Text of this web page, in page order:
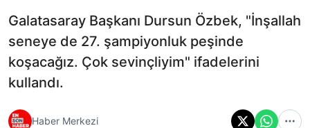
Galatasaray Başkanı Dursun Özbek, "İnşallah
seneye de 27. şampiyonluk peşinde
koşacağız. Çok sevinçliyim" ifadelerini
kullandı.
Haber Merkezi